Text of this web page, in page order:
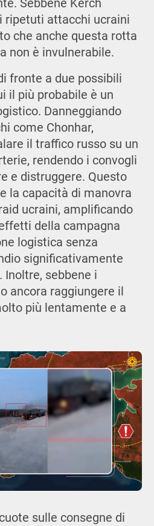
Sebbene Kerch
ripetuti attacchi ucraini
che anche questa rotta
non è invulnerabile.
fronte a due possibili
il più probabile è un
Danneggiando
come Chonhar,
il traffico russo su un
rendendo i convogli
e distruggere. Questo
la capacità di manovra
ucraini, amplificando
della campagna
logistica senza
significativamente
Inoltre, sebbene i
ancora raggiungere il
più lentamente e a
sulle consegne di